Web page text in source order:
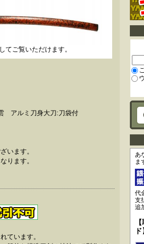
ご覧いただけます。
アルミ刀身大刀:刀袋付
います。
ります。
ています。
あ
ま
代
支
追
ド